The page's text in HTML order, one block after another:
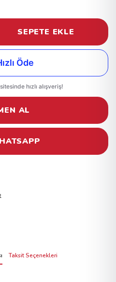
SEPETE EKLE
AL
Taksit Seçenekleri